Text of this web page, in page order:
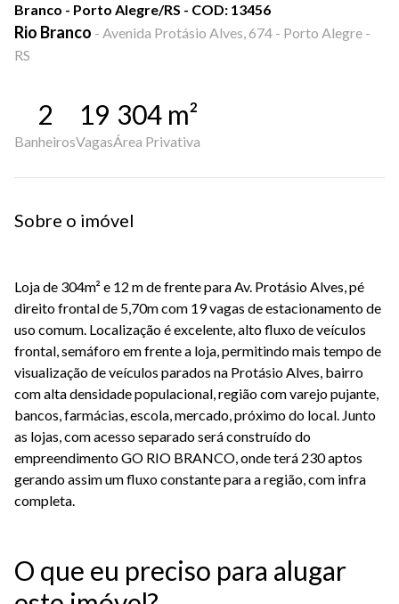
Branco - Porto Alegre/RS - COD: 13456
Rio Branco - Avenida Protásio Alves, 674 - Porto Alegre -
RS
2
Banheiros
19
Vagas
304 m²
Área Privativa
Sobre o imóvel
Loja de 304m² e 12 m de frente para Av. Protásio Alves, pé
direito frontal de 5,70m com 19 vagas de estacionamento de
uso comum. Localização é excelente, alto fluxo de veículos
frontal, semáforo em frente a loja, permitindo mais tempo de
visualização de veículos parados na Protásio Alves, bairro
com alta densidade populacional, região com varejo pujante,
bancos, farmácias, escola, mercado, próximo do local. Junto
as lojas, com acesso separado será construído do
empreendimento GO RIO BRANCO, onde terá 230 aptos
gerando assim um fluxo constante para a região, com infra
completa.
O que eu preciso para alugar